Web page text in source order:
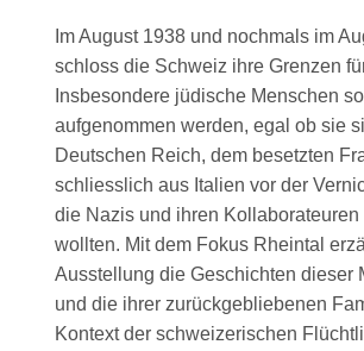
Im August 1938 und nochmals im
schloss die Schweiz ihre Grenzen
Insbesondere jüdische Menschen
aufgenommen werden, egal ob sie
Deutschen Reich, dem besetzten
schliesslich aus Italien vor der
die Nazis und ihren Kollaborateuren
wollten. Mit dem Fokus Rheintal
Ausstellung die Geschichten dieser
und die ihrer zurückgebliebenen
Kontext der schweizerischen